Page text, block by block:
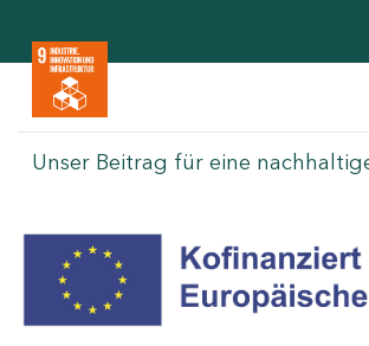
Unser Beitrag für eine